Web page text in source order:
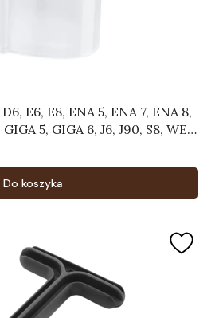
E6, E8, ENA 5, ENA 7, ENA 8,
5, GIGA 6, J6, J90, S8, WE8
systemu mlecznego
Do koszyka